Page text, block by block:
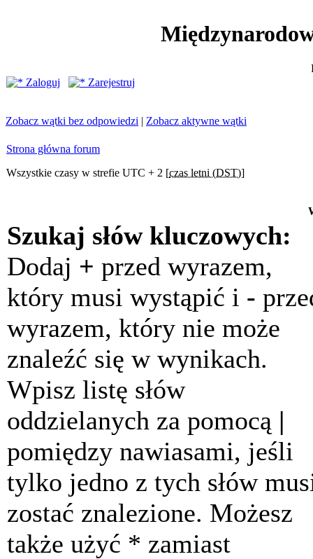
Zaloguj
Zarejestruj
Zobacz wątki bez odpowiedzi | Zobacz aktywne wątki
Strona główna forum
Wszystkie czasy w strefie UTC + 2 [czas letni (DST)]
Szukaj słów kluczowych:
Dodaj + przed wyrazem,
który musi wystąpić i -
wyrazem, który nie może
znaleźć się w wynikach.
Wpisz listę słów
oddzielanych za pomocą |
pomiędzy nawiasami, jeśli
tylko jedno z tych słów
zostać znalezione. Możesz
także użyć * zamiast